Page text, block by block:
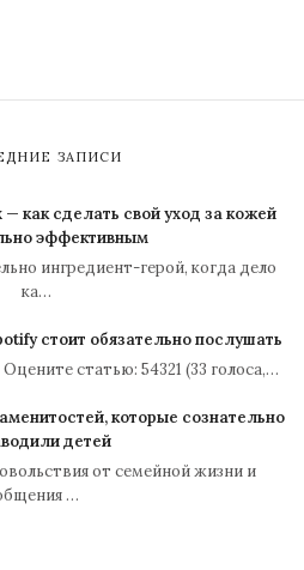
ЗАПИСИ
как сделать свой уход за кожей
эффективным
ингредиент-герой, когда дело
ка…
стоит обязательно послушать
статью: 54321 (33 голоса,…
которые сознательно
детей
от семейной жизни и
…